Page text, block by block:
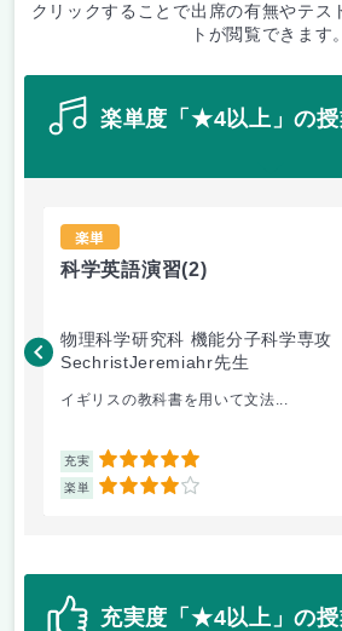
クリックすることで出席の有無やテス
トが閲覧できます。
楽単度「★4以上」の
楽単
科学英語演習(2)
物理科学研究科 機能分子科学専攻
SechristJeremiahr先生
イギリスの教科書を用いて文法...
充実 5
楽単 4
充実度「★4以上」の